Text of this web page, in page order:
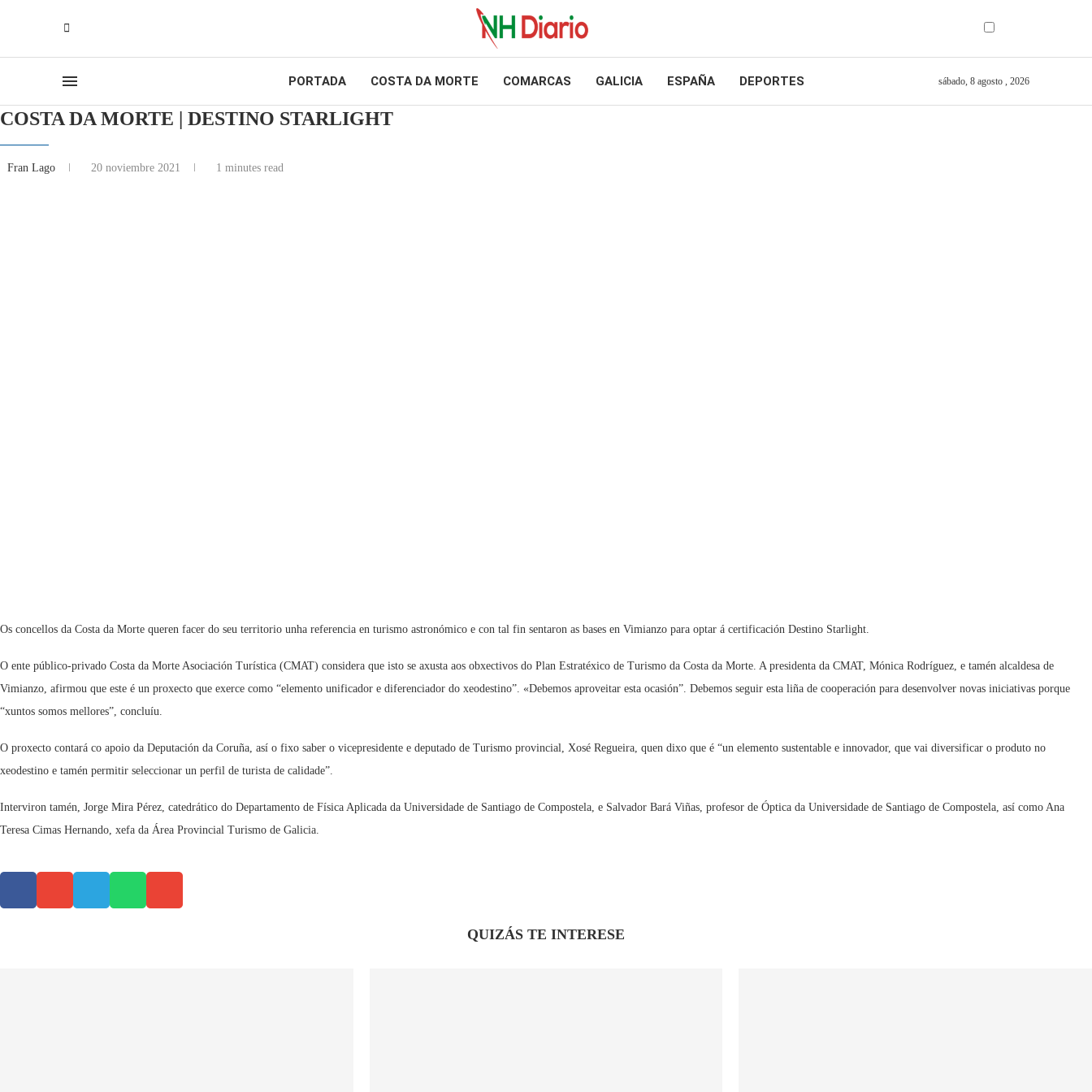
PORTADA COSTA DA MORTE COMARCAS GALICIA ESPAÑA DEPORTES sábado, 8 agosto , 2026
COSTA DA MORTE | DESTINO STARLIGHT
Fran Lago 20 noviembre 2021 1 minutes read
Os concellos da Costa da Morte queren facer do seu territorio unha referencia en turismo astronómico e con tal fin sentaron as bases en Vimianzo para optar á certificación Destino Starlight.
O ente público-privado Costa da Morte Asociación Turística (CMAT) considera que isto se axusta aos obxectivos do Plan Estratéxico de Turismo da Costa da Morte. A presidenta da CMAT, Mónica Rodríguez, e tamén alcaldesa de
Vimianzo, afirmou que este é un proxecto que exerce como “elemento unificador e diferenciador do xeodestino”. «Debemos aproveitar esta ocasión”. Debemos seguir esta liña de cooperación para desenvolver novas iniciativas porque
“xuntos somos mellores”, concluíu.
O proxecto contará co apoio da Deputación da Coruña, así o fixo saber o vicepresidente e deputado de Turismo provincial, Xosé Regueira, quen dixo que é “un elemento sustentable e innovador, que vai diversificar o produto no
xeodestino e tamén permitir seleccionar un perfil de turista de calidade”.
Interviron tamén, Jorge Mira Pérez, catedrático do Departamento de Física Aplicada da Universidade de Santiago de Compostela, e Salvador Bará Viñas, profesor de Óptica da Universidade de Santiago de Compostela, así como Ana
Teresa Cimas Hernando, xefa da Área Provincial Turismo de Galicia.
QUIZÁS TE INTERESE